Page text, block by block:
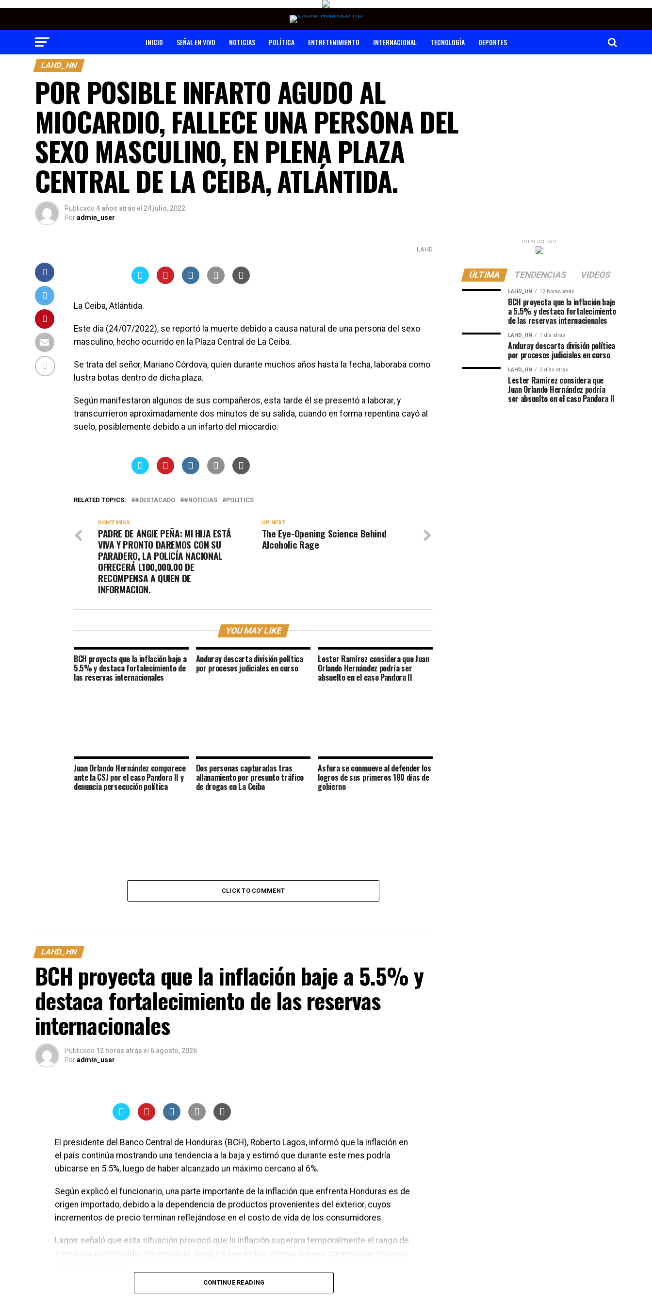
INICIO SEÑAL EN VIVO NOTICIAS POLÍTICA ENTRETENIMIENTO INTERNACIONAL TECNOLOGÍA DEPORTES
LAHD_HN
POR POSIBLE INFARTO AGUDO AL
MIOCARDIO, FALLECE UNA PERSONA DEL
SEXO MASCULINO, EN PLENA PLAZA
CENTRAL DE LA CEIBA, ATLÁNTIDA.
Publicado 4 años atrás el 24 julio, 2022
Poradmin_user
LAHD
La Ceiba, Atlántida.
Este día (24/07/2022), se reportó la muerte debido a causa natural de una persona del sexo
masculino, hecho ocurrido en la Plaza Central de La Ceiba.
Se trata del señor, Mariano Córdova, quien durante muchos años hasta la fecha, laboraba como
lustra botas dentro de dicha plaza.
Según manifestaron algunos de sus compañeros, esta tarde él se presentó a laborar, y
transcurrieron aproximadamente dos minutos de su salida, cuando en forma repentina cayó al
suelo, posiblemente debido a un infarto del miocardio.
RELATED TOPICS: #DESTACADO #NOTICIAS POLITICS
UP NEXT
The Eye-Opening Science Behind
Alcoholic Rage
DON'T MISS
PADRE DE ANGIE PEÑA: MI HIJA ESTÁ
VIVA Y PRONTO DAREMOS CON SU
PARADERO, LA POLICÍA NACIONAL
OFRECERÁ L100,000.00 DE
RECOMPENSA A QUIEN DE
INFORMACION.
YOU MAY LIKE
BCH proyecta que la inflación baje a
5.5% y destaca fortalecimiento de
las reservas internacionales
Anduray descarta división política
por procesos judiciales en curso
Lester Ramírez considera que Juan
Orlando Hernández podría ser
absuelto en el caso Pandora II
Juan Orlando Hernández comparece
ante la CSJ por el caso Pandora II y
denuncia persecución política
Dos personas capturadas tras
allanamiento por presunto tráfico
de drogas en La Ceiba
Asfura se conmueve al defender los
logros de sus primeros 180 días de
gobierno
CLICK TO COMMENT
LAHD_HN
BCH proyecta que la inflación baje a 5.5% y
destaca fortalecimiento de las reservas
internacionales
Publicado 12 horas atrás el 6 agosto, 2026
Poradmin_user
El presidente del Banco Central de Honduras (BCH), Roberto Lagos, informó que la inflación en
el país continúa mostrando una tendencia a la baja y estimó que durante este mes podría
ubicarse en 5.5%, luego de haber alcanzado un máximo cercano al 6%.
Según explicó el funcionario, una parte importante de la inflación que enfrenta Honduras es de
origen importado, debido a la dependencia de productos provenientes del exterior, cuyos
incrementos de precio terminan reflejándose en el costo de vida de los consumidores.
Lagos señaló que esta situación provocó que la inflación superara temporalmente el rango de
“Subió hasta una tasa de 6%. Ahora lo que vimos a junio es que empezó a converger a 5.8% y
CONTINUE READING
PUBLICIDAD
ÚLTIMA TENDENCIAS VIDEOS
LAHD_HN 12 horas atrás
BCH proyecta que la inflación baje
a 5.5% y destaca fortalecimiento
de las reservas internacionales
LAHD_HN 1 día atrás
Anduray descarta división política
por procesos judiciales en curso
LAHD_HN 3 días atrás
Lester Ramírez considera que
Juan Orlando Hernández podría
ser absuelto en el caso Pandora II